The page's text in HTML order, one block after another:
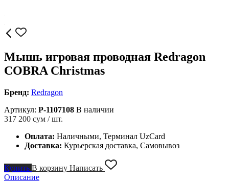
Мышь игровая проводная Redragon
COBRA Christmas
Бренд: Redragon
Артикул: P-1107108 В наличии
317 200 сум / шт.
Оплата: Наличными, Терминал UzCard
Доставка: Курьерская доставка, Самовывоз
Купить В корзину Написать
Описание